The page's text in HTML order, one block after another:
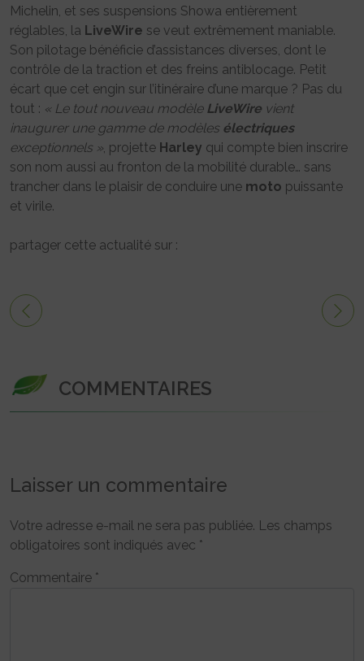
Michelin, et ses suspensions Showa entièrement
réglables, la LiveWire se veut extrêmement maniable.
Son pilotage bénéficie d’assistances diverses, dont le
contrôle de la traction et des freins antiblocage. Petit
écart que cet engin sur l’itinéraire d’une marque ? Pas du
tout : « Le tout nouveau modèle LiveWire vient
inaugurer une gamme de modèles électriques
exceptionnels » , projette Harley qui compte bien inscrire
son nom aussi au fronton de la mobilité durable… sans
trancher dans le plaisir de conduire une moto puissante
et virile.
partager cette actualité sur :
COMMENTAIRES
Laisser un commentaire
Votre adresse e-mail ne sera pas publiée. Les champs
obligatoires sont indiqués avec *
Commentaire *